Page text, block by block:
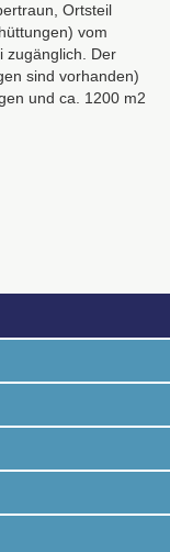
Ortsteil
vom
zugänglich. Der
sind vorhanden)
und ca. 1200 m2